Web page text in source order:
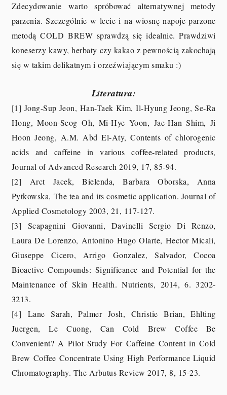
Zdecydowanie warto spróbować alternatywnej metody
parzenia. Szczególnie w lecie i na wiosnę napoje parzone
metodą COLD BREW sprawdzą się idealnie. Prawdziwi
koneserzy kawy, herbaty czy kakao z pewnością zakochają
się w takim delikatnym i orzeźwiającym smaku :)
Literatura:
[1] Jong-Sup Jeon, Han-Taek Kim, Il-Hyung Jeong, Se-Ra
Hong, Moon-Seog Oh, Mi-Hye Yoon, Jae-Han Shim, Ji
Hoon Jeong, A.M. Abd El-Aty, Contents of chlorogenic
acids and caffeine in various coffee-related products,
Journal of Advanced Research 2019, 17, 85-94.
[2] Arct Jacek, Bielenda, Barbara Oborska, Anna
Pytkowska, The tea and its cosmetic application. Journal of
Applied Cosmetology 2003, 21, 117-127.
[3] Scapagnini Giovanni, Davinelli Sergio Di Renzo,
Laura De Lorenzo, Antonino Hugo Olarte, Hector Micali,
Giuseppe Cicero, Arrigo Gonzalez, Salvador, Cocoa
Bioactive Compounds: Significance and Potential for the
Maintenance of Skin Health. Nutrients, 2014, 6. 3202-
3213.
[4] Lane Sarah, Palmer Josh, Christie Brian, Ehlting
Juergen, Le Cuong, Can Cold Brew Coffee Be
Convenient? A Pilot Study For Caffeine Content in Cold
Brew Coffee Concentrate Using High Performance Liquid
Chromatography. The Arbutus Review 2017, 8, 15-23.